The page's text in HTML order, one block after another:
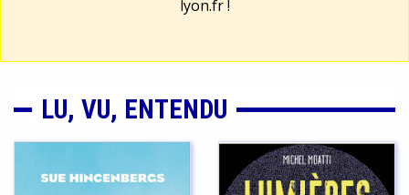
lyon.fr!
LU, VU, ENTENDU